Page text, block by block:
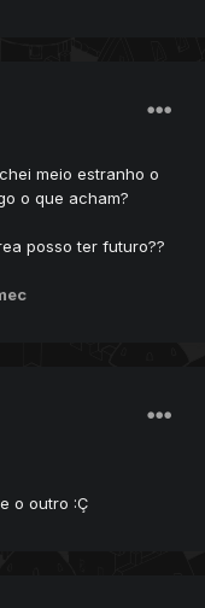
meio estranho o
o que acham?
posso ter futuro??
o outro :Ç